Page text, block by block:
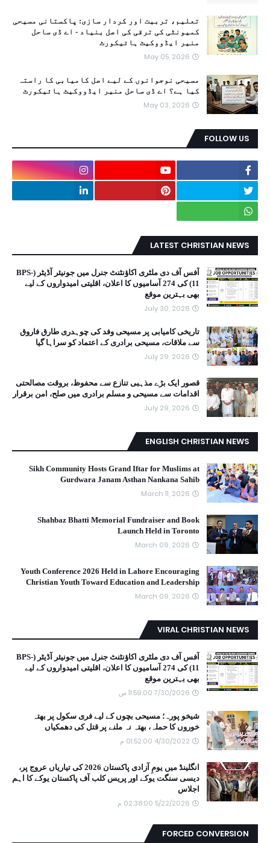
تعلیم، تربیت اور کردار سازی: پاکستانی مسیحی
کمیونٹی کی ترقی کی اصل بنیاد - اے ڈی ساحل
منیر ایڈووکیٹ ہائیکورٹ
May 05, 2026
مسیحی نوجوانوں کے لیے اصل کامیابی کا راستہ
کیا ہے؟ اے ڈی ساحل منیر ایڈووکیٹ ہائیکورٹ
May 03, 2026
FOLLOW US
LATEST CHRISTIAN NEWS
آفس آف دی ملٹری اکاؤنٹنٹ جنرل میں جونیئر آڈیٹر (BPS-
11) کی 274 آسامیوں کا اعلان، اقلیتی امیدواروں کے لیے
بھی بہترین موقع
July 30, 2026
تاریخی کامیابی پر مسیحی وفد کی چوہدری طارق فاروق
سے ملاقات، مسیحی برادری کے اعتماد کو سراہا گیا
July 29, 2026
قصور ایک بڑے مذہبی تنازع سے محفوظ، بروقت مصالحتی
اقدامات سے مسیحی و مسلم برادری میں صلح، امن برقرار
July 29, 2026
ENGLISH CHRISTIAN NEWS
Sikh Community Hosts Grand Iftar for Muslims at
Gurdwara Janam Asthan Nankana Sahib
March 11, 2026
Shahbaz Bhatti Memorial Fundraiser and Book
Launch Held in Toronto
March 09, 2026
Youth Conference 2026 Held in Lahore Encouraging
Christian Youth Toward Education and Leadership
March 09, 2026
VIRAL CHRISTIAN NEWS
آفس آف دی ملٹری اکاؤنٹنٹ جنرل میں جونیئر آڈیٹر (BPS-
11) کی 274 آسامیوں کا اعلان، اقلیتی امیدواروں کے لیے
بھی بہترین موقع
7/30/2026 11:59:00 ص
شیخو پورہ؛ مسیحی بچوں کے لیے فری سکول پر بھتہ
خوروں کا حملہ، بھتہ نہ ملنے پر قتل کی دھمکیاں
4/30/2022 01:52:00 م
انگلینڈ میں یومِ آزادی پاکستان 2026 کی تیاریاں عروج پر،
دیسی سنگت یوکے اور پریس کلب آف پاکستان یوکے کا اہم
اجلاس
5/22/2026 02:38:00 م
FORCED CONVERSION